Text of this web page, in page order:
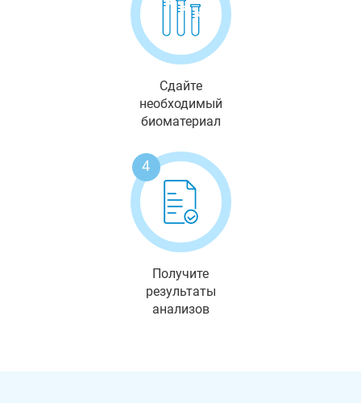
Сдайте
необходимый
биоматериал
4
Получите
результаты
анализов